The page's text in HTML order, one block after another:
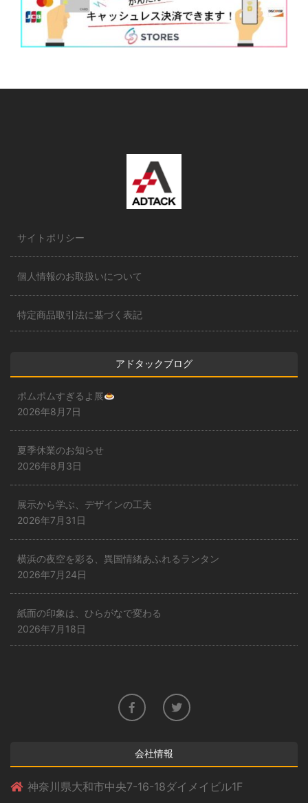
サイトポリシー
個人情報のお取扱いについて
特定商品取引法に基づく表記
アドタックブログ
ポムポムすぎるよ展
2026年8月7日
夏季休業のお知らせ
2026年8月3日
展示から学ぶ、デザインの工夫
2026年7月31日
横浜の夜空を彩る、異国情緒あふれるランタン
2026年7月24日
紙面の印象は、ひらがなで変わる
2026年7月18日
会社情報
神奈川県大和市中央7-16-18ダイメイビル1F